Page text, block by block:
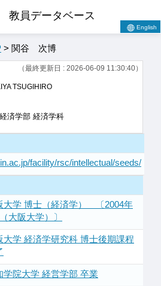
教員データベース
English
> 関谷 次博
（最終更新日 : 2026-06-09 11:30:40）
TSUGIHIRO
済学部 経済学科
facility/rsc/intellectual/seeds/
大学 博士（経済学） 〔2004年
大阪大学）〕
大学 経済学研究科 博士後期課程
学院大学 経営学部 卒業